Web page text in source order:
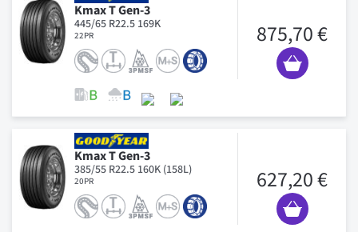
Kmax T Gen-3
445/65 R22.5 169K
22PR 875,70 €
Kmax T Gen-3
385/55 R22.5 160K (158L)
20PR 627,20 €